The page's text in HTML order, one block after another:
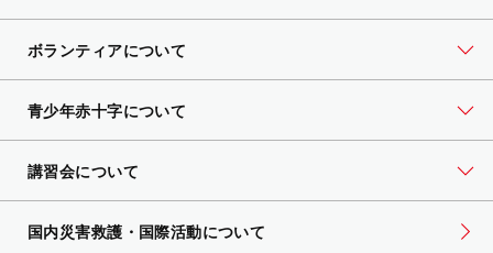
ボランティアについて
青少年赤十字について
講習会について
国内災害救護・国際活動について